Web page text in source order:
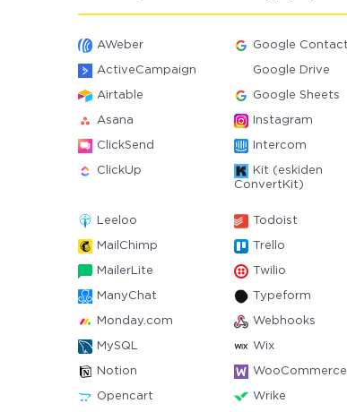
AWeber Google
ActiveCampaign Google Drive
Airtable Google Sheets
Asana Instagram
ClickSend Intercom
ClickUp
Kit (eskiden
ConvertKit)
Leeloo Todoist
MailChimp Trello
MailerLite Twilio
ManyChat Typeform
Monday.com Webhooks
MySQL Wix
Notion WooCommerce
Opencart Wrike